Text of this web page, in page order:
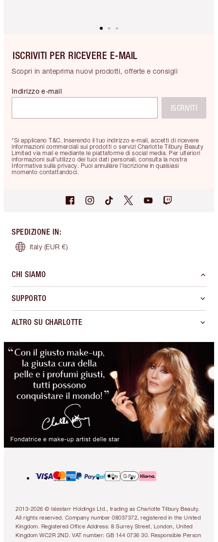
ISCRIVITI PER RICEVERE E-MAIL
Scopri in anteprima nuovi prodotti, offerte e consigli
*Si applicano T&C. Inserendo il tuo indirizzo e-mail, accetti di ricevere
informazioni commerciali sui prodotti o servizi Charlotte Tilbury Beauty
Limited via mail e mediante le piattaforme di social media. Per ulteriori
informazioni sull'utilizzo dei tuoi dati personali, consulta la nostra
Informativa sulla privacy. Puoi annullare l'iscrizione in qualsiasi
momento contattandoci.
Indirizzo e-mail
ISCRIVITI
SPEDIZIONE IN :
Italy (EUR €)
CHI SIAMO
SUPPORTO
ALTRO SU CHARLOTTE
2013-2026 © Islestarr Holdings Ltd., trading as Charlotte Tilbury Beauty.
All rights reserved. Company number 08037372, registered in the United
Kingdom. Registered Office Address: 8 Surrey Street, London, United
Kingdom WC2R 2ND. VAT number: GB 144 0736 30. Responsible Person